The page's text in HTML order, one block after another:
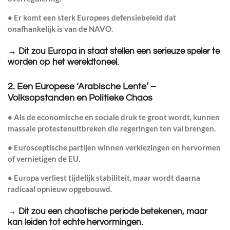
• Er komt een sterk Europees defensiebeleid dat
onafhankelijk is van de NAVO.
→ Dit zou Europa in staat stellen een serieuze speler te
worden op het wereldtoneel.
2. Een Europese ‘Arabische Lente’ –
Volksopstanden en Politieke Chaos
• Als de economische en sociale druk te groot wordt, kunnen
massale protestenuitbreken die regeringen ten val brengen.
• Eurosceptische partijen winnen verkiezingen en hervormen
of vernietigen de EU.
• Europa verliest tijdelijk stabiliteit, maar wordt daarna
radicaal opnieuw opgebouwd.
→ Dit zou een chaotische periode betekenen, maar
kan leiden tot echte hervormingen.